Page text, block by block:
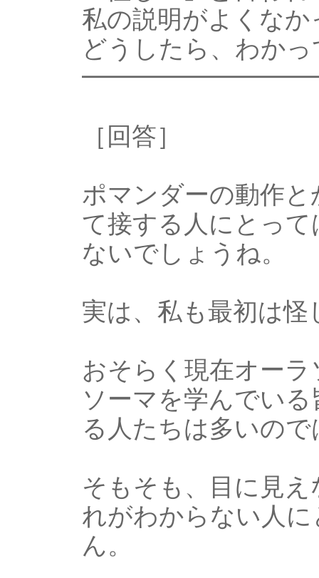
私の説明がよくな
どうしたら、わか
［回答］
ポマンダーの動作
て接する人にとっ
ないでしょうね。
実は、私も最初は
おそらく現在オー
ソーマを学んでい
る人たちは多いの
そもそも、目に見
れがわからない人
ん。